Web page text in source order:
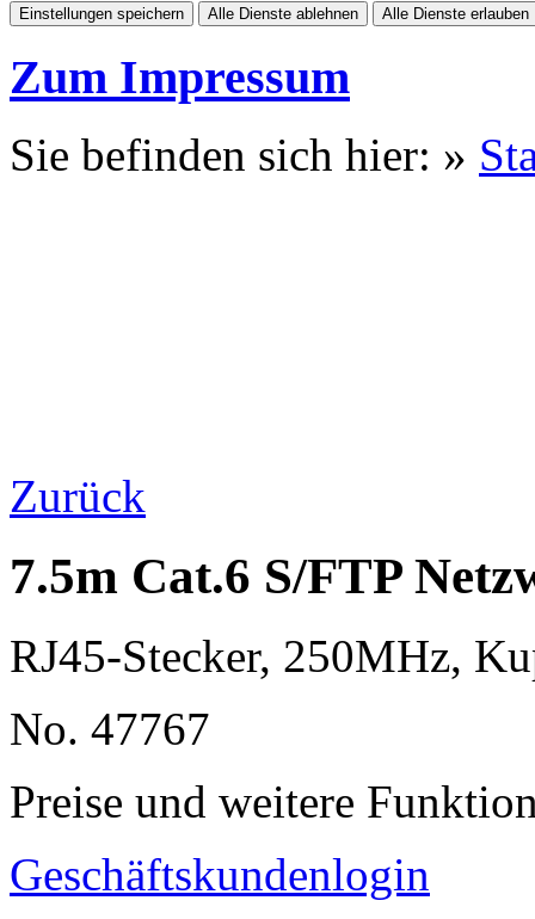
Einstellungen speichern Alle Dienste ablehnen Alle Dienste erlauben
Zum Impressum
Sie befinden sich hier: »
Zurück
7.5m Cat.6 S/FTP
RJ45-Stecker, 250MHz,
No. 47767
Preise und weitere
Geschäftskundenlogin